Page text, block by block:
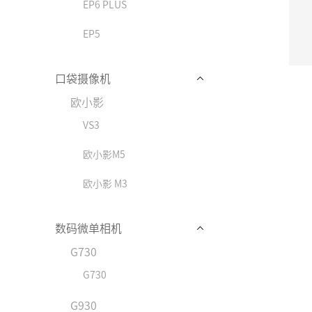
EP6 PLUS
EP5
口袋摄像机
欧小影
VS3
欧小影M5
欧小影 M3
数码微单相机
G730
G730
G930